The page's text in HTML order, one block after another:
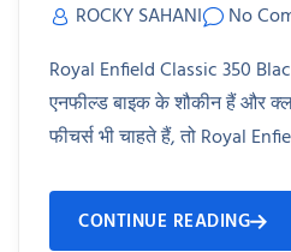
ROCKY SAHANI
No
Royal Enfield Classic 350
एनफील्ड बाइक के शौकीन हैं और
फीचर्स भी चाहते हैं, तो Royal
CONTINUE READING